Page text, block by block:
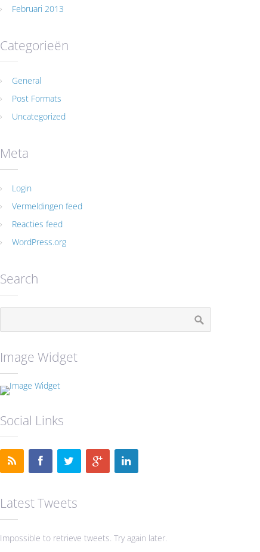
Februari 2013
Categorieën
General
Post Formats
Uncategorized
Meta
Login
Vermeldingen feed
Reacties feed
WordPress.org
Search
Image Widget
Social Links
Latest Tweets
Impossible to retrieve tweets. Try again later.